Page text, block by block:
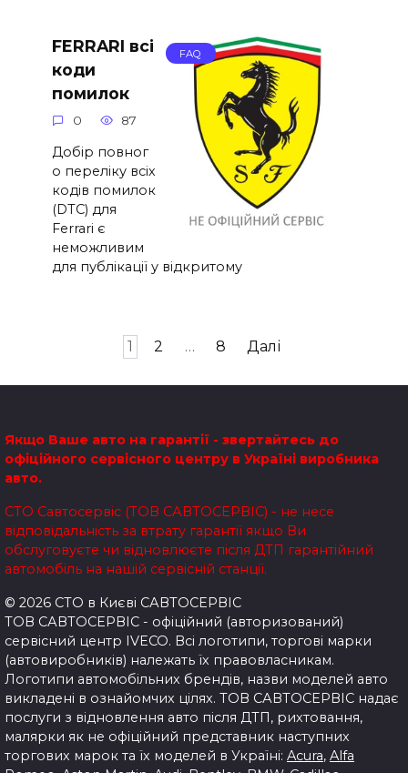
FAQ
FERRARI всі
коди
помилок
0 87
Добір повног
о переліку всіх
кодів помилок
(DTC) для
Ferrari є
неможливим
для публікації у відкритому
1 2 … 8 Далі
Якщо Ваше авто на гарантії - звертайтесь до
офіційного сервісного центру в Україні виробника
авто.
СТО Савтосервіс (ТОВ САВТОСЕРВІС) - не несе
відповідальність за втрату гарантії якщо Ви
обслуговуєте чи відновлюєте після ДТП гарантійний
автомобіль на нашій сервісній станції.
© 2026 СТО в Києві САВТОСЕРВІС
ТОВ САВТОСЕРВІС - офіційний (авторизований)
сервісний центр IVECO. Всі логотипи, торгові марки
(автовиробників) належать їх правовласникам.
Логотипи автомобільних брендів, назви моделей авто
викладені в ознайомчих цілях. ТОВ САВТОСЕРВІС надає
послуги з відновлення авто після ДТП, рихтовання,
малярки як не офіційний представник наступних
торгових марок та їх моделей в Україні: Acura, Alfa